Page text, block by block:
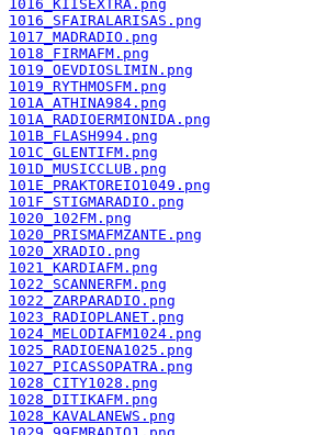
1016_KIISEXTRA.png
1016_SFAIRALARISAS.png
1017_MADRADIO.png
1018_FIRMAFM.png
1019_OEVDIOSLIMIN.png
1019_RYTHMOSFM.png
101A_ATHINA984.png
101A_RADIOERMIONIDA.png
101B_FLASH994.png
101C_GLENTIFM.png
101D_MUSICCLUB.png
101E_PRAKTOREIO1049.png
101F_STIGMARADIO.png
1020_102FM.png
1020_PRISMAFMZANTE.png
1020_XRADIO.png
1021_KARDIAFM.png
1022_SCANNERFM.png
1022_ZARPARADIO.png
1023_RADIOPLANET.png
1024_MELODIAFM1024.png
1025_RADIOENA1025.png
1027_PICASSOPATRA.png
1028_CITY1028.png
1028_DITIKAFM.png
1028_KAVALANEWS.png